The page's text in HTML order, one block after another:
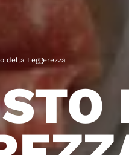
della Leggerezza